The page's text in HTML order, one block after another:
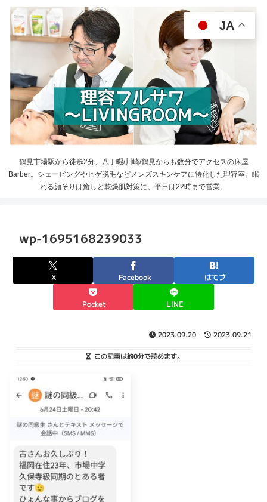
鶴見市場駅から徒歩2分、八丁畷/川崎/鶴見からも数分でアクセスの床屋
Barber。シェービングやヒゲ脱毛などメンズスキンケアに特化した理容室。眠
れる顔そりは癒しと乾燥肌対策に。平日は22時まで営業。
wp-1695168239033
X Facebook はてブ
Pocket LINE
2023.09.20 2023.09.21
この記事は約0分で読めます。
JA